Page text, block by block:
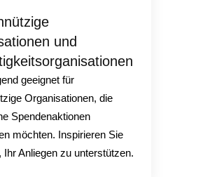
und
geeignet für
Organisationen, die
Spendenaktionen
möchten. Inspirieren Sie
Ihr Anliegen zu unterstützen.